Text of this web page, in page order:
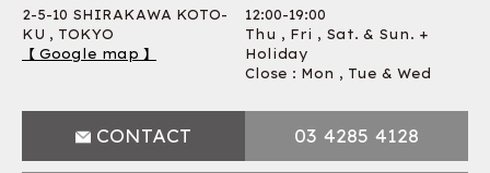
2-5-10 SHIRAKAWA KOTO-
KU , TOKYO
【 Google map 】
12:00-19:00
Thu , Fri , Sat. & Sun. +
Holiday
Close : Mon , Tue & Wed
CONTACT 03 4285 4128